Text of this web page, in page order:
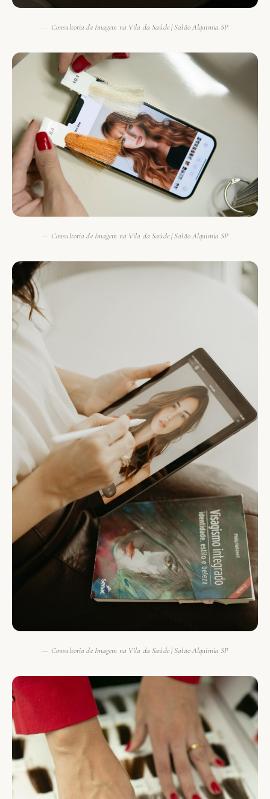
Consultoria de Imagem na Vila da Saúde | Salão Alquimia SP
Consultoria de Imagem na Vila da Saúde | Salão Alquimia SP
Consultoria de Imagem na Vila da Saúde | Salão Alquimia SP